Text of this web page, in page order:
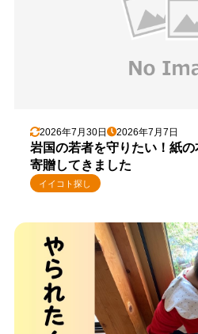
2026年7月30日 2026年7月7日
岩国の若者を守りたい！紙
寄贈してきました
イイコト探し